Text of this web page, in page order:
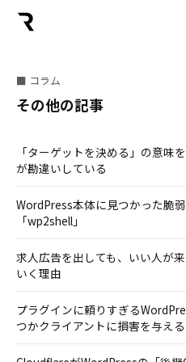
■ コラム
その他の記事
「ターゲットを決める」の意味
が勘違いしている
WordPress本体に見つかった脆
「wp2shell」
求人広告を出しても、いい人が
いく理由
プラグインに頼りすぎる
つかクライアントに損害を与える